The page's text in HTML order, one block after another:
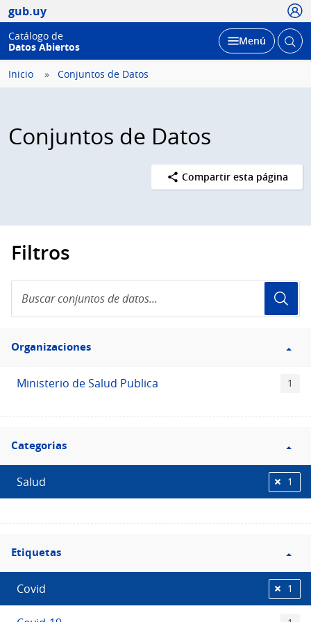
gub.uy
Catálogo de
Datos Abiertos
Desplegar
Menú Abrir
Inicio Conjuntos de Datos
Conjuntos de Datos
Compartir esta página
Filtros
conjuntos
de
Filtro
Organizaciones
Organizaciones
Ministerio de Salud Publica 1
Filtro
Categorias
Categorias
Salud 1
Filtro
Etiquetas
Etiquetas
Covid 1